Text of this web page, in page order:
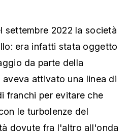
settembre 2022 la società
era infatti stata oggetto
da parte della
attivato una linea di
franchi per evitare che
le turbolenze del
dovute fra l'altro all'onda